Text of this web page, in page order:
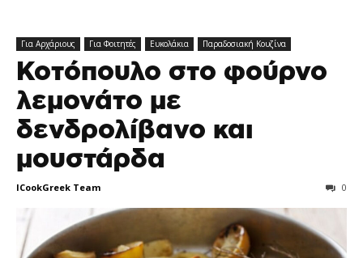
Για Αρχάριους Για Φοιτητές Ευκολάκια Παραδοσιακή Κουζίνα
Κοτόπουλο στο φούρνο
λεμονάτο με
δενδρολίβανο και
μουστάρδα
ICookGreek Team 0